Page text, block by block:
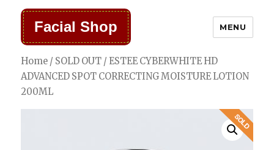
Facial Shop MENU
Home / SOLD OUT / ESTEE CYBERWHITE HD
ADVANCED SPOT CORRECTING MOISTURE LOTION
200ML